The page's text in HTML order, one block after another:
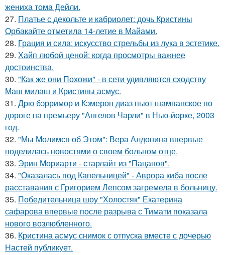
жениха тома Дейли.
27. Платье с декольте и кабриолет: дочь Кристины
Орбакайте отметила 14-летие в Майами.
28. Грация и сила: искусство стрельбы из лука в эстетике.
29. Хайп любой ценой: когда просмотры важнее
достоинства.
30. "Как же они Похожи" - в сети удивляются сходству
Маш милаш и Кристины асмус.
31. Дрю бэрримор и Кэмерон диаз пьют шампанское по
дороге на премьеру "Ангелов Чарли" в Нью-йорке, 2003
год.
32. "Мы Молимся об Этом": Вера Алдонина впервые
поделилась новостями о своем больном отце.
33. Эрин Мориарти - старлайт из "Пацанов".
34. "Оказалась под Капельницей" - Аврора киба после
расставания с Григорием Лепсом загремела в больницу.
35. Победительница шоу "Холостяк" Екатерина
сафарова впервые после разрыва с Тимати показала
нового возлюбленного.
36. Кристина асмус снимок с отпуска вместе с дочерью
Настей публикует.